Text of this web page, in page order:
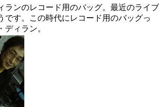
ランのレコード用のバッグ。最近のライブ
です。この時代にレコード用のバッグっ
ディラン。